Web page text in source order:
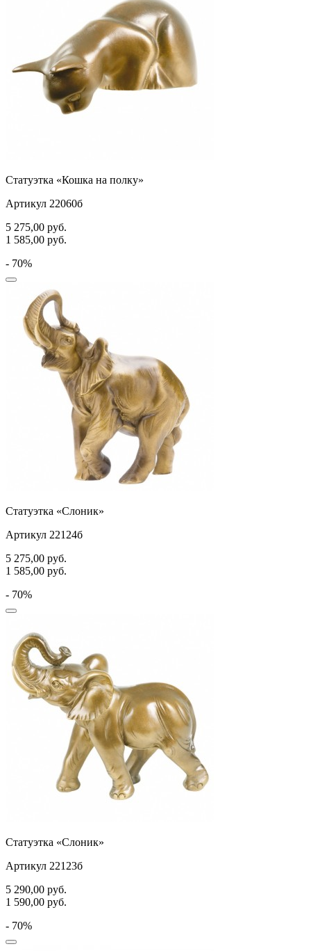
Статуэтка «Кошка на полку»
Артикул 22060б
5 275,00 руб.
1 585,00 руб.
- 70%
Статуэтка «Слоник»
Артикул 22124б
5 275,00 руб.
1 585,00 руб.
- 70%
Статуэтка «Слоник»
Артикул 22123б
5 290,00 руб.
1 590,00 руб.
- 70%